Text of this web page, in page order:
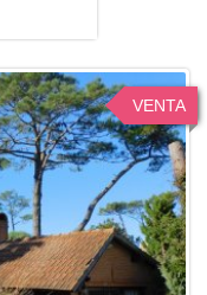
VENTA